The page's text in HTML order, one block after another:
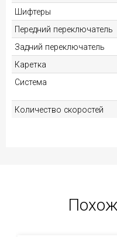
Шифтеры
Передний переключатель
Задний переключатель
Каретка
Система
Количество скоростей